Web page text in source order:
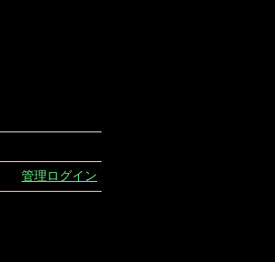
管理ログイン